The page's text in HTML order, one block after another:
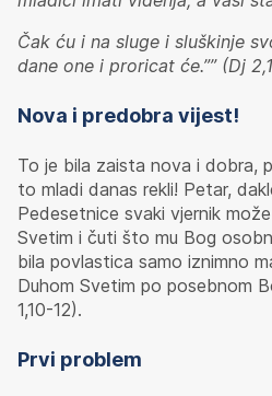
Čak ću i na sluge i sluškinje
dane one i proricat će.”” (Dj
Nova i predobra vijest!
To je bila zaista nova i dobra,
to mladi danas rekli! Petar,
Pedesetnice svaki vjernik
Svetim i čuti što mu Bog
bila povlastica samo iznimno
Duhom Svetim po posebnom
1,10-12).
Prvi problem